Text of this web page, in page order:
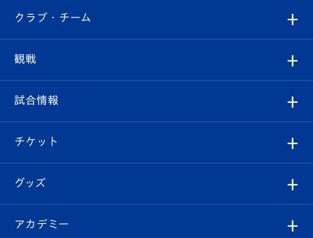
すべて
クラブ
試合情報
チケット
イベント
クラブ・チーム
クラブ概要
エンブレム紹介
スタッフプロフィール
観戦
観戦ルール
はじめての観戦ガイド
Revive Team
試合情報
試合日程/結果
フォトギャラリー
チケット
チケット
グッズ
オンラインショップ
アカデミー